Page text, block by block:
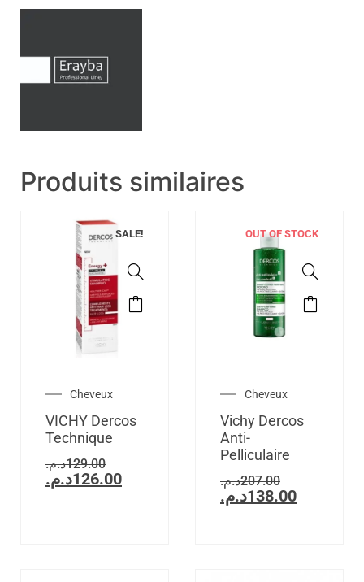
Produits similaires
SALE!
Cheveux
VICHY Dercos
Technique
129.00د.م.
126.00د.م.
OUT OF STOCK
Cheveux
Vichy Dercos
Anti-
Pelliculaire
207.00د.م.
138.00د.م.